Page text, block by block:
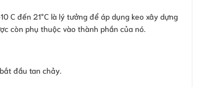
C đến 21°C là lý tưởng để áp dụng keo xây dựng
còn phụ thuộc vào thành phần của nó.
đầu tan chảy.